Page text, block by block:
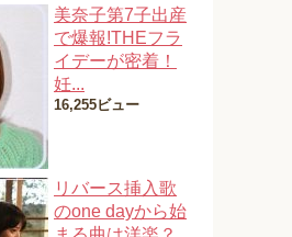
美奈子第7子出産
で爆報!THEフラ
イデーが密着！
妊...
16,255ビュー
リバース挿入歌
のone dayから始